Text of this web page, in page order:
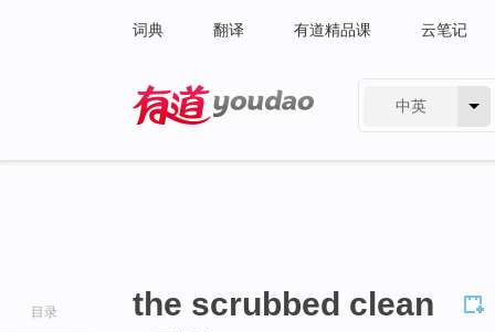
词典 翻译 有道精品课 云笔记
中英
目录 the scrubbed clean